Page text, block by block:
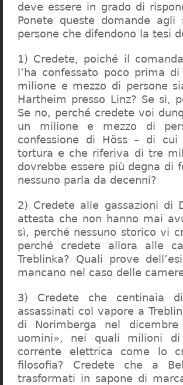
deve essere in grado di
Ponete queste domande
persone che difendono la tesi
1) Credete, poiché il
l’ha confessato poco prima
milione e mezzo di persone
Hartheim presso Linz? Se sì,
Se no, perché credete voi
un milione e mezzo di
confessione di Höss – di
tortura e che riferiva di tre
dovrebbe essere più degna di
nessuno parla da decenni?
2) Credete alle gassazioni di
attesta che non hanno mai
sì, perché nessuno storico vi
perché credete allora alle
Treblinka? Quali prove
mancano nel caso delle
3) Credete che centinaia
assassinati col vapore a
di Norimberga nel
uomini», nei quali milioni
corrente elettrica come lo
filosofia? Credete che a
trasformati in sapone di